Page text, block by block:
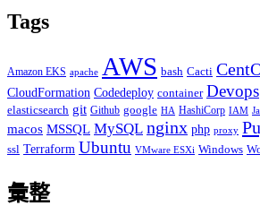
Tags
Amazon EKS apache AWS bash Cacti
CloudFormation Codedeploy container Devops
elasticsearch git Github google HA HashiCorp IAM
macos MSSQL MySQL nginx php proxy
ssl Terraform Ubuntu VMware ESXi Windows
彙整